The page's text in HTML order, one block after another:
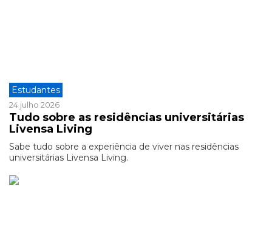
Estudantes
24 julho 2026
Tudo sobre as residências universitárias
Livensa Living
Sabe tudo sobre a experiência de viver nas residências
universitárias Livensa Living.